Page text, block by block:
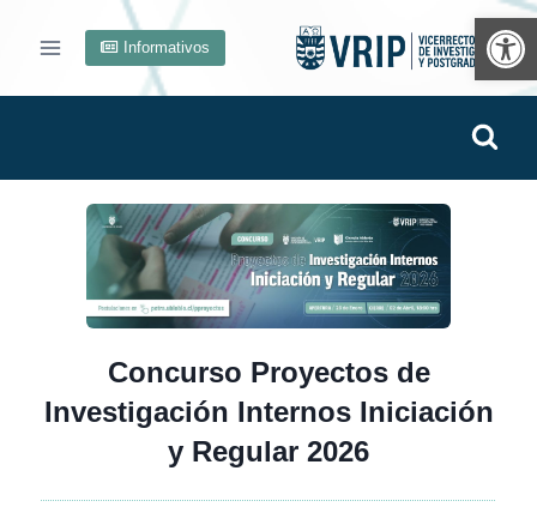
Informativos
Concurso Proyectos de
Investigación Internos Iniciación
y Regular 2026